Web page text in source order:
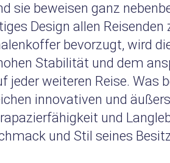
sie beweisen ganz
Design allen
bevorzugt, wird
Stabilität und dem
weiteren Reise. Was
innovativen und
und
und Stil seines